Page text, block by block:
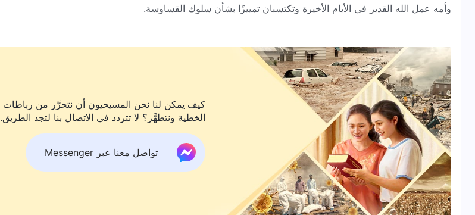
وأمه عمل الله القدير في الأيام الأخيرة وتكتسبان تمييزًا بشأن سلوك القساوسة.
كيف يمكن لنا نحن المسيحيون أن نتحرَّر من رباطات
الخطية ونتطهَّر؟ لا تتردد في الاتصال بنا لتجد الطريق.
تواصل معنا عبر Messenger